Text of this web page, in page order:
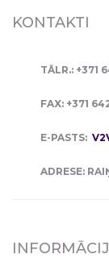
KONTAKTI
TĀLR.: +371
FAX: +371
E-PASTS:
ADRESE: